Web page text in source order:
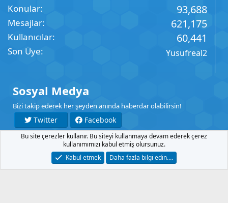
Konular 93,688
Mesajlar 621,175
Kullanıcılar 60,441
Son Üye Yusufreal2
Sosyal Medya
Bizi takip ederek her şeyden anında haberdar olabilirsin!
Twitter
Facebook
YouTube
Instagram
Şartlar Gizlilik Yardım Anasayfa
R
Bu site çerezler kullanır. Bu siteyi kullanmaya devam ederek çerez
kullanımımızı kabul etmiş olursunuz.
Kabul etmek
Daha fazla bilgi edin.…